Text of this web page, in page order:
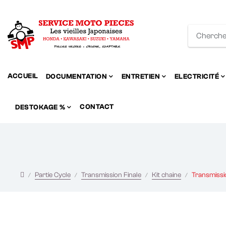
ACCUEIL DOCUMENTATION ENTRETIEN ELECTRICITÉ
DESTOKAGE % CONTACT
Partie Cycle Transmission Finale Kit chaine